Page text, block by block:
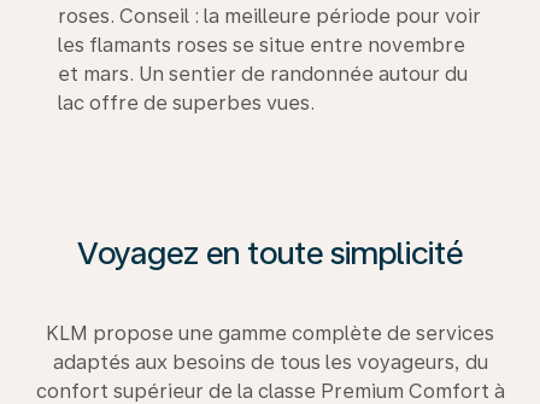
roses. Conseil : la meilleure période pour voir
les flamants roses se situe entre novembre
et mars. Un sentier de randonnée autour du
lac offre de superbes vues.
Voyagez en toute simplicité
KLM propose une gamme complète de services
adaptés aux besoins de tous les voyageurs, du
confort supérieur de la classe Premium Comfort à